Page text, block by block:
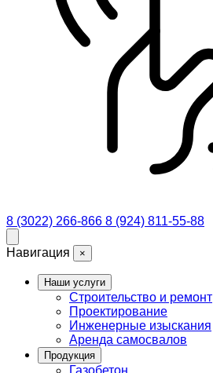
8 (3022) 266-866 8 (924) 811-55-88
Навигация ×
Наши услуги
Строительство и ремонт
Проектирование
Инженерные изыскания
Аренда самосвалов
Продукция
Газобетон